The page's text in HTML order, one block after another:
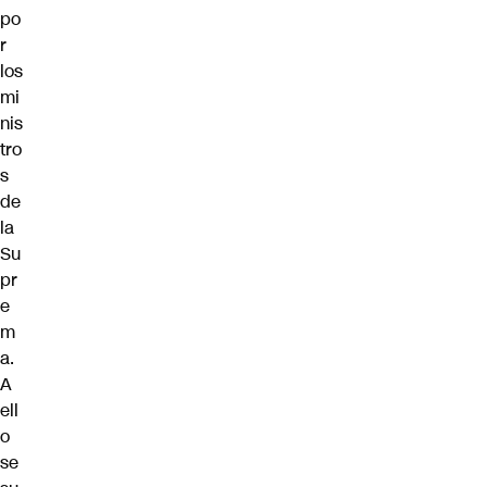
po
r
los
mi
nis
tro
s
de
la
Su
pr
e
m
a.
A
ell
o
se